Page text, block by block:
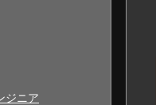
ジニア